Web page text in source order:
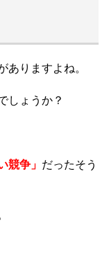
ありますよね。
しょうか？
競争」 だったそう